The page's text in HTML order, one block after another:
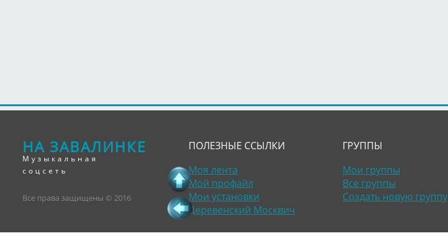
НА ЗАВАЛИНКЕ
Музыкальная
соцсеть
Все права защищены © 2016
ПОЛЕЗНЫЕ ССЫЛКИ
Моя лента
Мой профайл
Мои установки
Деревенский Москвич
ГРУППЫ
Мои группы
Все группы
Создать новую группу